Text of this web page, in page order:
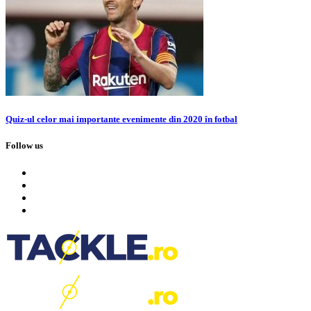
Quiz-ul celor mai importante evenimente din 2020 în fotbal
Follow us